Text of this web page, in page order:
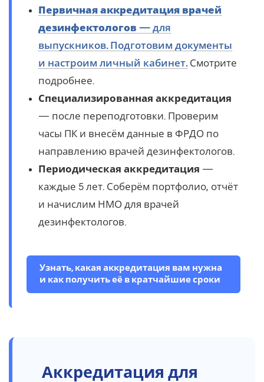
Первичная аккредитация врачей
дезинфектологов — для
выпускников. Подготовим документы
и настроим личный кабинет.Смотрите
подробнее.
Специализированная аккредитация
— после переподготовки. Проверим
часы ПК и внесём данные в ФРДО по
направлению врачей дезинфектологов.
Периодическая аккредитация —
каждые 5 лет. Соберём портфолио, отчёт
и начислим НМО для врачей
дезинфектологов.
Узнать, какая аккредитация вам нужна
и как получить её в кратчайшие сроки
Аккредитация для